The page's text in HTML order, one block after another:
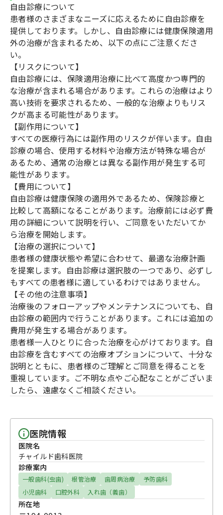
自由診療について
患者様のさまざまなニーズに応えるために自由診療を
提供しております。しかし、自由診療には健康保険適用
外の治療が含まれるため、以下の点にご注意くださ
い。
【リスクについて】
自由診療には、保険適用治療に比べて高度かつ専門的
な治療が含まれる場合があります。これらの治療はより
高い技術を要求されるため、一般的な治療よりもリス
クが高まる可能性があります。
【副作用について】
すべての医療行為には副作用のリスクが伴います。自由
診療の場合、使用する材料や治療方法が特殊な場合が
あるため、通常の治療とは異なる副作用が発生する可
能性があります。
【費用について】
自由診療は健康保険の適用外であるため、保険診療と
比較して高額になることがあります。治療前には必ず費
用の詳細について説明を行い、ご同意をいただいてか
ら治療を開始します。
【治療の選択について】
患者様の健康状態や希望に合わせて、最適な治療計画
を提案します。自由診療は選択肢の一つであり、必ずし
もすべての患者様に適しているわけではありません。
【その他の注意事項】
治療後のフォローアップやメンテナンスについても、自
由診療の範囲内で行うことがあります。これには追加の
費用が発生する場合があります。
患者様一人ひとりに合った治療を心がけております。自
由診療を含むすべての治療オプションについて、十分な
説明とともに、患者様のご理解とご同意を得ることを
重視しています。ご不明な点やご心配なことがございま
したら、遠慮なくご相談ください。
医院情報
医院名
チャイルド歯科医院
診療案内
一般歯科(虫歯) 根管治療 歯周病治療
予防歯科
小児歯科
口腔外科 入れ歯（義歯）
所在地